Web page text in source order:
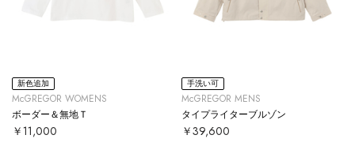
新色追加
McGREGOR WOMENS
ボーダー＆無地Ｔ
￥11,000
手洗い可
McGREGOR MENS
タイプライターブルゾン
￥39,600